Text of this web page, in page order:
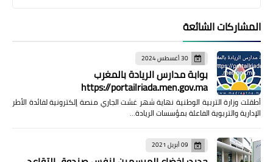
المشاركات الشائعة
30 أغسطس 2024
بوابة مدارس الريادة بالمغرب
https://portailriada.men.gov.ma
أطقلت وزارة التربية الوطنية نهاية شهر غشت الجاري منصة إلكترونية لفائدة الأطر
الإدارية والتربوية الفاعلة بمؤسسات الريادة…
09 أبريل 2021